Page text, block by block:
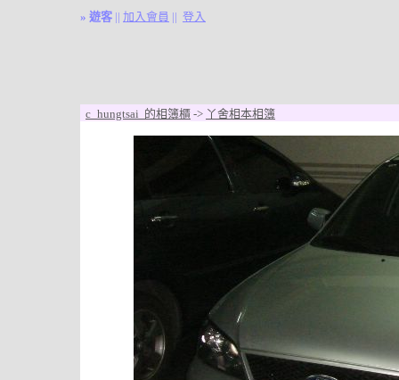
» 遊客 || 加入會員 || 登入
c_hungtsai 的相簿櫃 -> 丫舍相本相簿